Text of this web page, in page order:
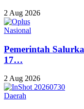
2 Aug 2026
Nasional
Pemerintah
17…
2 Aug 2026
Daerah